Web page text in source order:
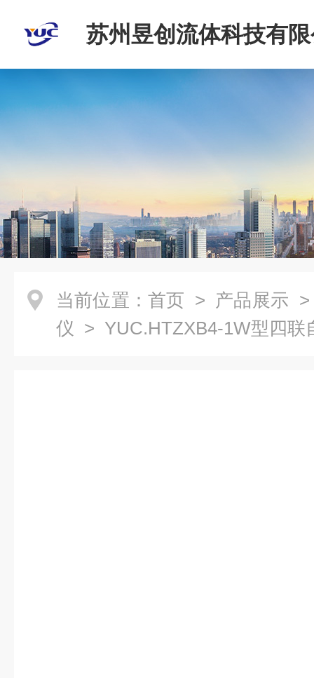
苏州昱创流体科技有
当前位置： 首页 > 产品展示
仪 > YUC.HTZXB4-1W型四联